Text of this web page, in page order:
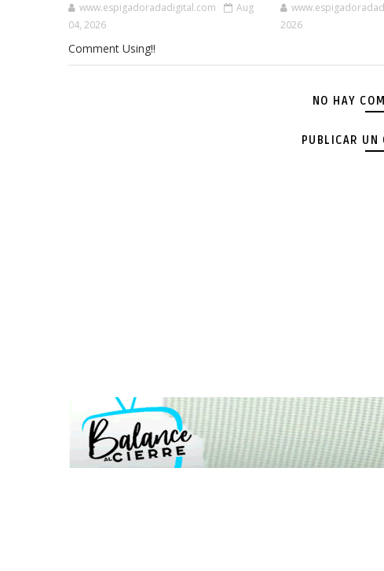
www.espigadoradadigital.com
Aug
04, 2026
2026
Comment Using!!
NO HAY
PUBLICAR UN